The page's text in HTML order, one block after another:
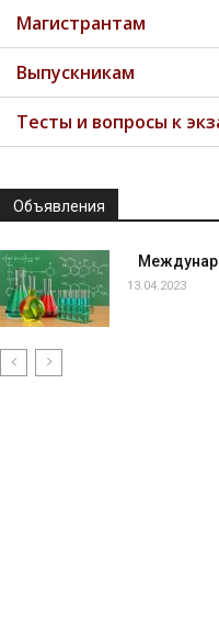
Магистрантам
Выпускникам
Тесты и вопросы к
Объявления
13.04.2023